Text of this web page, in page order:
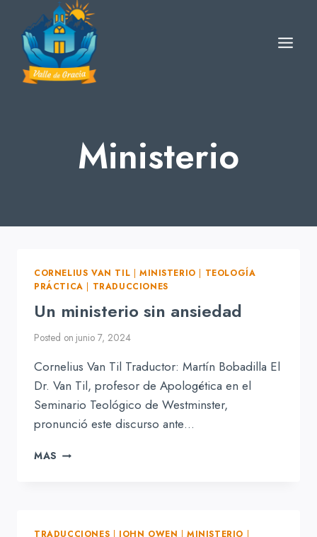
content
Ministerio
CORNELIUS VAN TIL | MINISTERIO | TEOLOGÍA
PRÁCTICA | TRADUCCIONES
Un ministerio sin ansiedad
Posted on junio 7, 2024
Cornelius Van Til Traductor: Martín Bobadilla El
Dr. Van Til, profesor de Apologética en el
Seminario Teológico de Westminster,
pronunció este discurso ante…
MAS UN
TRADUCCIONES JOHN OWEN |MINISTERIO